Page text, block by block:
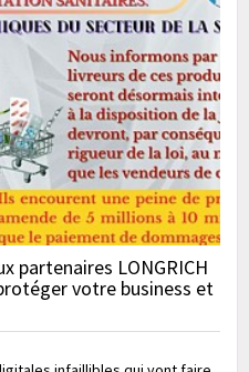
partenaires LONGRICH
votre business et